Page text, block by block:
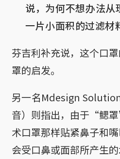
说，为何不想办法
一片小面积的过滤材
芬吉利补充说，这个口
罩的启发。
另一名Mdesign
音）则指出，由于“鳃
术口罩那样贴紧鼻子和
会受口鼻或面部所产生